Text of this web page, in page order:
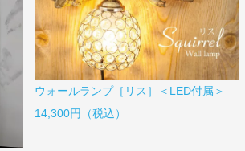
ウォールランプ［リス］＜LED付属＞
14,300円（税込）